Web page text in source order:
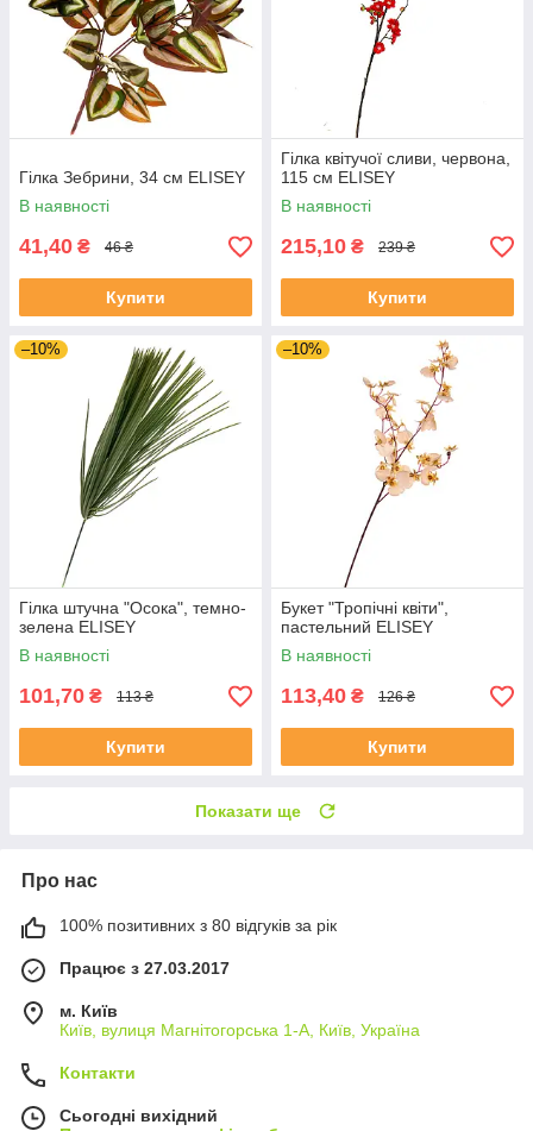
Гілка Зебрини, 34 см ELISEY
В наявності
41,40 ₴ 46 ₴
Купити
Гілка квітучої сливи, червона,
115 см ELISEY
В наявності
215,10 ₴ 239 ₴
Купити
–10%
Гілка штучна "Осока", темно-
зелена ELISEY
В наявності
101,70 ₴ 113 ₴
Купити
–10%
Букет "Тропічні квіти",
пастельний ELISEY
В наявності
113,40 ₴ 126 ₴
Купити
Показати ще
Про нас
100% позитивних з 80 відгуків за рік
Працює з 27.03.2017
м. Київ
Київ, вулиця Магнітогорська 1-А, Київ, Україна
Контакти
Сьогодні вихідний